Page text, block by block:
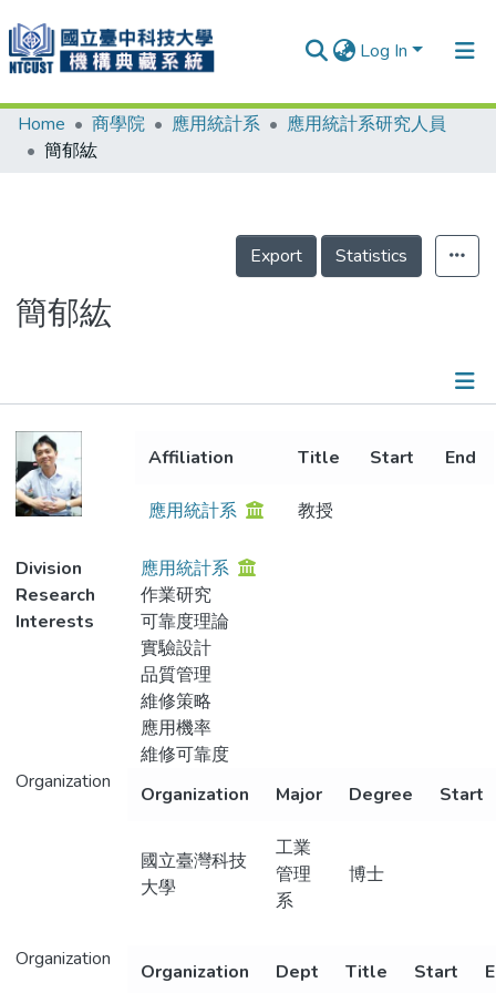
Log In
Communities & Collections
Organizations
Home 商學院 應用統計系
應用統計系研究人員
簡郁紘
Export Statistics
簡郁紘
Affiliation Title Start End
應用統計系 教授
Division
應用統計系
Research
Interests
作業研究
可靠度理論
實驗設計
品質管理
維修策略
應用機率
維修可靠度
Organization
Organization Major Degree Start
國立臺灣科技
大學
工業
管理
系
博士
Organization
Organization Dept Title Start